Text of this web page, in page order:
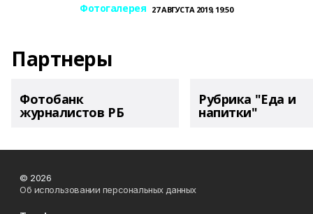
Фотогалерея 27 АВГУСТА 2019, 19:50
Партнеры
Фотобанк
журналистов РБ
Рубрика "Еда и
напитки"
© 2026
Об использовании персональных данных